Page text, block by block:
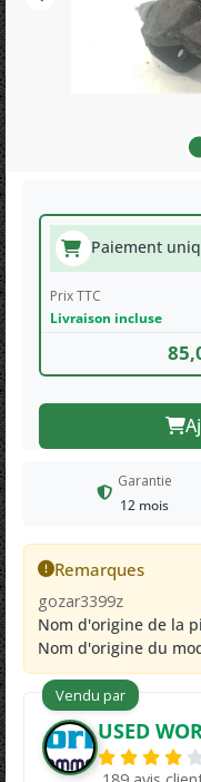
Paiement
Prix TTC
Livraison incluse
Garantie
12 mois
Remarques
gozar3399z
Nom d'origine de la
Nom d'origine du
Vendu par
USED